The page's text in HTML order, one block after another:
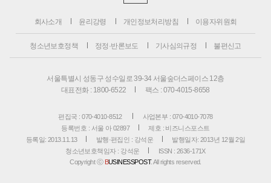
회사소개 윤리강령 개인정보처리방침 이용자위원회
청소년보호정책 정정·반론보도 기사심의규정 불편신고
서울특별시 성동구 성수일로 39-34 서울숲더스페이스 12층
대표전화 : 1800-6522
팩스 : 070-4015-8658
편집국 : 070-4010-8512
사업본부 : 070-4010-7078
등록번호 : 서울 아 02897
제호 : 비즈니스포스트
등록일: 2013.11.13
발행·편집인 : 강석운
발행일자: 2013년 12월 2일
청소년보호책임자 : 강석운
ISSN : 2636-171X
Copyright ⓒ BUSINESSPOST. All rights reserved.